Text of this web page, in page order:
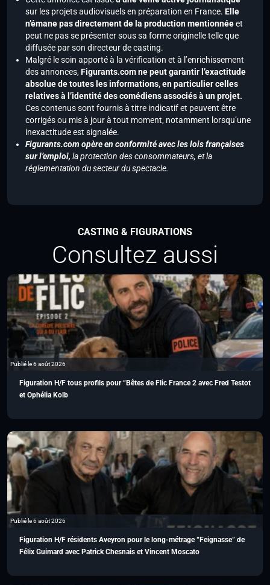
sur les projets audiovisuels en préparation en France. Elle
n’émane pas directement de la production mentionnéeet
peut ne pas se présenter sous sa forme originelle telle que
diffusée par son directeur de casting.
Malgré le soin apporté à la vérification et à l’enrichissement
des annonces,Figurants.com ne peut garantir l’exactitude
absolue de toutes les informations, en particulier celles
relatives à l’identité des comédiens associés à un projet.
Ces contenus sont fournis à titre indicatif et peuvent être
corrigés ou mis à jour à tout moment, notamment lorsqu’une
inexactitude est signalée.
Figurants.com opère en conformité avec les lois françaises
sur l’emploi, la protection des consommateurs, et la
réglementation du secteur du spectacle.
CASTING & FIGURATIONS
Consultez aussi
Publié le 6 août 2026
Figuration H/F tous profils pour “Bêtes de Flic France 2 avec Fred Testot
et Ophélia Kolb
Publié le 6 août 2026
Figuration H/F résidents Aveyron pour le long-métrage “Feignasse” de
Félix Guimard avec Patrick Chesnais et Vincent Moscato